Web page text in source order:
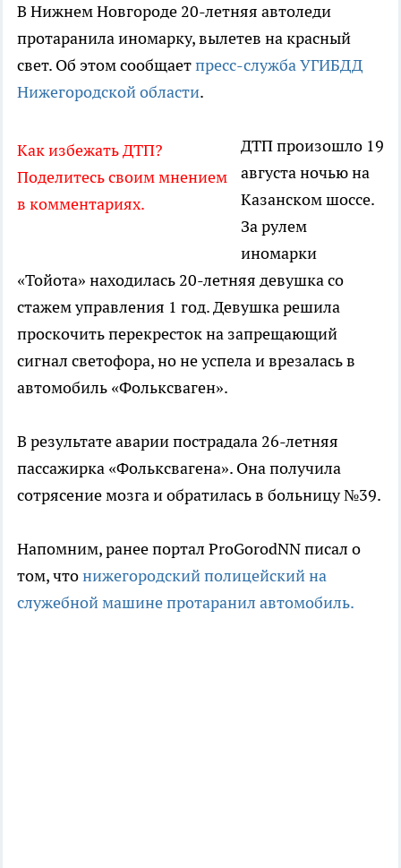
В Нижнем Новгороде 20-летняя автоледи
протаранила иномарку, вылетев на красный
свет. Об этом сообщаетпресс-служба УГИБДД
Нижегородской области.
Как избежать ДТП?
Поделитесь своим мнением
в комментариях.
ДТП произошло 19
августа ночью на
Казанском шоссе.
За рулем
иномарки
«Тойота» находилась 20-летняя девушка со
стажем управления 1 год. Девушка решила
проскочить перекресток на запрещающий
сигнал светофора, но не успела и врезалась в
автомобиль «Фольксваген».
В результате аварии пострадала 26-летняя
пассажирка «Фольксвагена». Она получила
сотрясение мозга и обратилась в больницу №39.
Напомним, ранее портал ProGorodNN писал о
том, чтонижегородский полицейский на
служебной машине протаранил автомобиль.